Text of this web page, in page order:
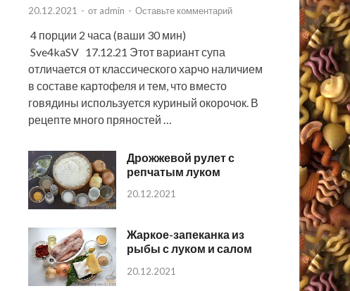
20.12.2021 - от admin - Оставьте комментарий
4 порции 2 часа (ваши 30 мин)
Sve4kaSV 17.12.21 Этот вариант супа
отличается от классического харчо наличием
в составе картофеля и тем, что вместо
говядины используется куриный окорочок. В
рецепте много пряностей …
Дрожжевой рулет с
репчатым луком
20.12.2021
Жаркое-запеканка из
рыбы с луком и салом
20.12.2021